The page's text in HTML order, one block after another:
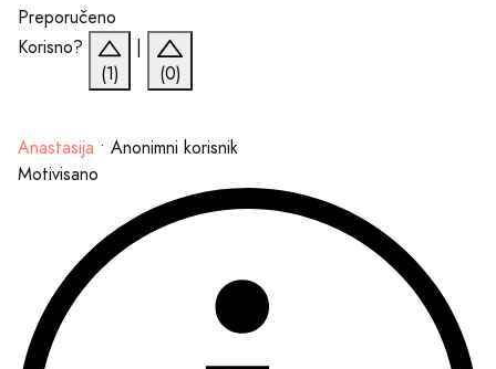
Preporučeno
Korisno?
(1)
|
(0)
Anastasija • Anonimni korisnik
Motivisano